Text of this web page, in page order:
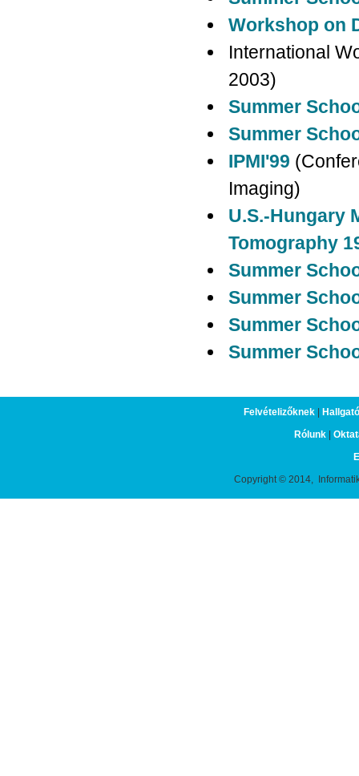
Workshop on
International
2003)
Summer
Summer
IPMI'99
Imaging)
U.S.-Hungary
Tomography
Summer
Summer
Summer
Summer
Felvételizőknek|
Rólunk|
Copyright © 2014,